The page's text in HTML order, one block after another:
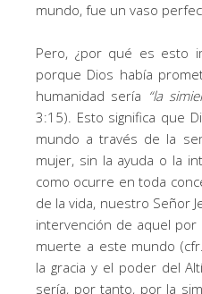
mundo, fue un vaso
Pero, ¿por qué es esto
porque Dios había
humanidad sería “la
3:15). Esto significa que
mundo a través de la
mujer, sin la ayuda o la
como ocurre en toda
de la vida, nuestro Señor
intervención de aquel
muerte a este mundo
la gracia y el poder del
sería, por tanto, por la